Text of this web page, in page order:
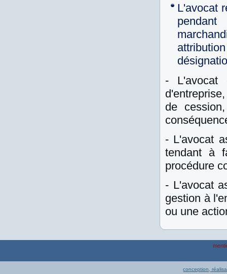
L'avocat
- L'avocat
de
- L'avocat
tendant à
procédure
- L'avocat
gestion à
ou une
conception,